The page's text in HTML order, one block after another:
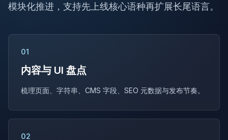
模块化推进，支持先上线核心语种再扩展长尾语言。
01
内容与 UI 盘点
梳理页面、字符串、CMS 字段、SEO 元数据与发布节奏。
02